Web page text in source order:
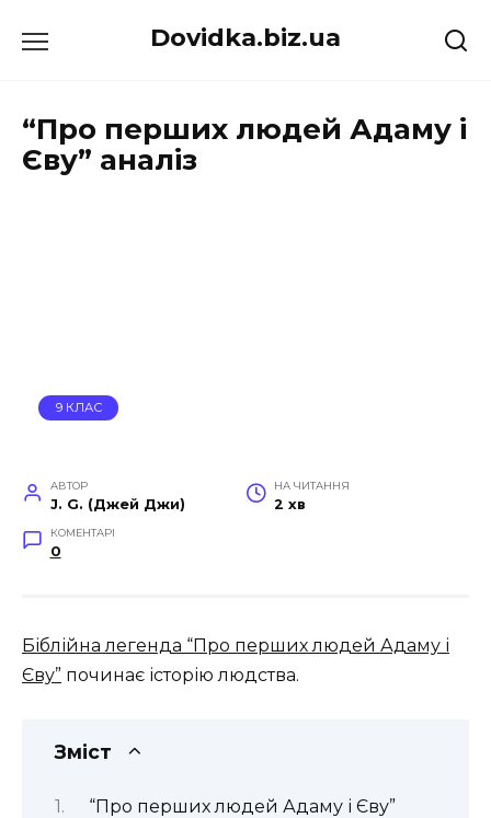
до
Dovidka.biz.ua
“Про перших людей Адаму і
Єву” аналіз
9 КЛАС
АВТОР
J. G. (Джей Джи)
НА ЧИТАННЯ
2 хв
КОМЕНТАРІ
0
Біблійна легенда “Про перших людей Адаму і
Єву” починає історію людства.
Зміст
“Про перших людей Адаму і Єву”